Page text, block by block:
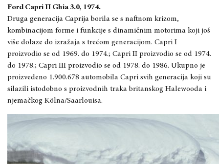
Ford Capri II Ghia 3.0, 1974.
Druga generacija Caprija borila se s naftnom krizom,
kombinacijom forme i funkcije s dinamičnim motorima koji još
više dolaze do izražaja s trećom generacijom. Capri I
proizvodio se od 1969. do 1974.; Capri II proizvodio se od 1974.
do 1978.; Capri III proizvodio se od 1978. do 1986. Ukupno je
proizvedeno 1.900.678 automobila Capri svih generacija koji su
silazili istodobno s proizvodnih traka britanskog Halewooda i
njemačkog Kölna/Saarlouisa.